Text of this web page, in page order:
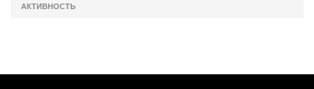
АКТИВНОСТЬ